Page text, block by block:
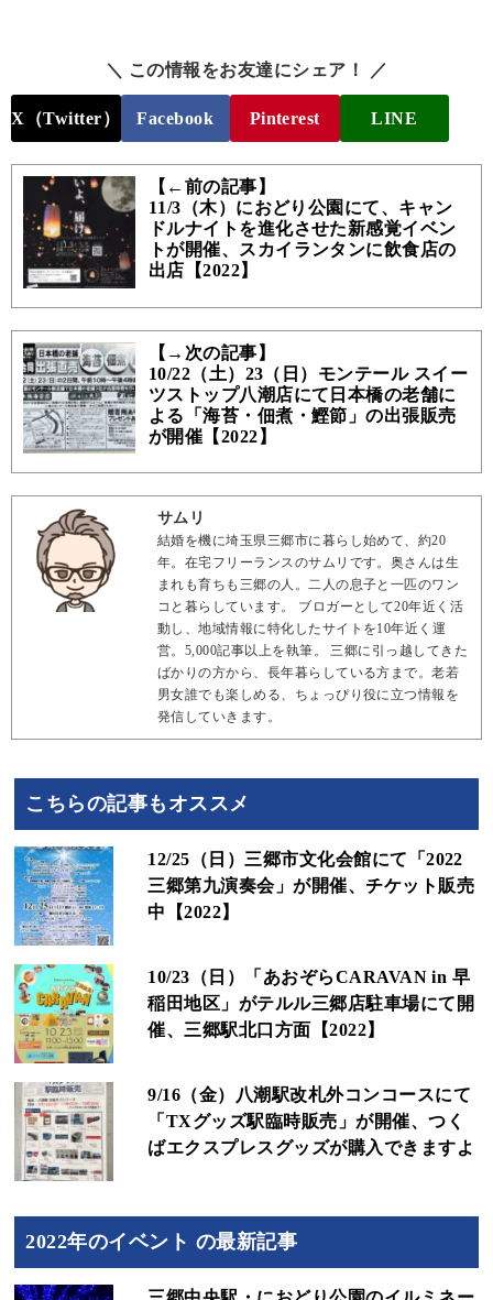
＼ この情報をお友達にシェア！ ／
X（Twitter） Facebook Pinterest LINE
【←前の記事】
11/3（木）におどり公園にて、キャン
ドルナイトを進化させた新感覚イベン
トが開催、スカイランタンに飲食店の
出店【2022】
【→次の記事】
10/22（土）23（日）モンテール スイー
ツストップ八潮店にて日本橋の老舗に
よる「海苔・佃煮・鰹節」の出張販売
が開催【2022】
サムリ
結婚を機に埼玉県三郷市に暮らし始めて、約20
年。在宅フリーランスのサムリです。奥さんは生
まれも育ちも三郷の人。二人の息子と一匹のワン
コと暮らしています。 ブロガーとして20年近く活
動し、地域情報に特化したサイトを10年近く運
営。5,000記事以上を執筆。 三郷に引っ越してきた
ばかりの方から、長年暮らしている方まで。老若
男女誰でも楽しめる、ちょっぴり役に立つ情報を
発信していきます。
こちらの記事もオススメ
12/25（日）三郷市文化会館にて「2022
三郷第九演奏会」が開催、チケット販売
中【2022】
10/23（日）「あおぞらCARAVAN in 早
稲田地区」がテルル三郷店駐車場にて開
催、三郷駅北口方面【2022】
9/16（金）八潮駅改札外コンコースにて
「TXグッズ駅臨時販売」が開催、つく
ばエクスプレスグッズが購入できますよ
2022年のイベント の最新記事